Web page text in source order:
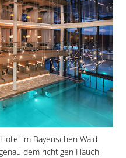
im Bayerischen Wald
dem richtigen Hauch